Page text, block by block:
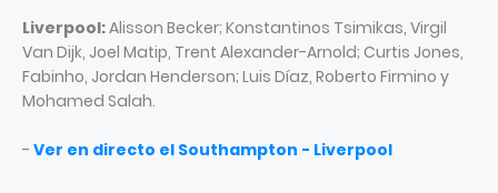
Liverpool:Alisson Becker; Konstantinos Tsimikas, Virgil
Van Dijk, Joel Matip, Trent Alexander-Arnold; Curtis Jones,
Fabinho, Jordan Henderson; Luis Díaz, Roberto Firmino y
Mohamed Salah.
- Ver en directo el Southampton - Liverpool